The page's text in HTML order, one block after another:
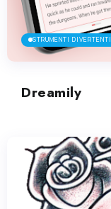
STRUMENTI DIVERTENTI
Dreamily